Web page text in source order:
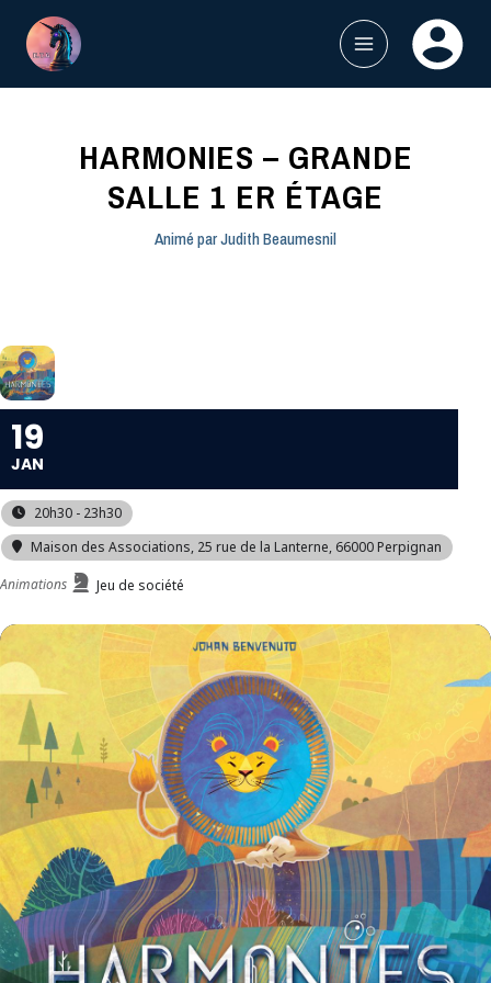
contenu
MAIN
HARMONIES – GRANDE
SALLE 1 ER ÉTAGE
Animé parJudith Beaumesnil
19
JAN
20h30 - 23h30
Maison des Associations, 25 rue de la Lanterne, 66000 Perpignan
Animations
Jeu de société